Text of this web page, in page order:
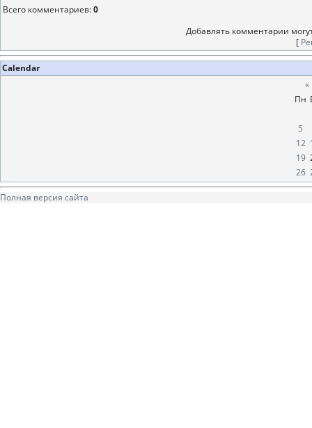
Всего комментариев:0
Добавлять комментарии
[
Calendar
«
Пн
5
12
19
26
Полная версия сайта